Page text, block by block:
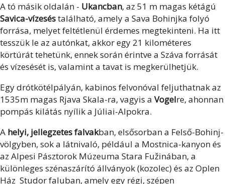
A tó másik oldalán - Ukancban, az 51 m magas kétágú
Savica-vízeséstalálható, amely a Sava Bohinjka folyó
forrása, melyet feltétlenül érdemes megtekinteni. Ha itt
tesszük le az autónkat, akkor egy 21 kilométeres
körtúrát tehetünk, ennek során érintve a Száva forrását
és vízesését is, valamint a tavat is megkerülhetjük.
Egy drótkötélpályán, kabinos felvonóval feljuthatnak az
1535m magas Rjava Skala-ra, vagyis a Vogelre, ahonnan
pompás kilátás nyílik a Júliai-Alpokra.
A helyi, jellegzetes falvakban, elsősorban a Felső-Bohinj-
völgyben, sok a látnivaló, például a Mostnica-kanyon és
az Alpesi Pásztorok Múzeuma Stara Fužinában, a
különleges szénaszárító állványok (kozolec) és az Oplen
Ház Studor faluban, amely egy régi, szépen